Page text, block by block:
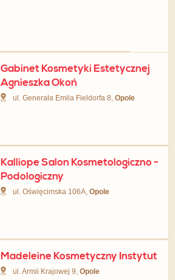
Gabinet Kosmetyki Estetycznej
Agnieszka Okoń
ul. Generała Emila Fieldorfa 8,Opole
Kalliope Salon Kosmetologiczno -
Podologiczny
ul. Oświęcimska 106A,Opole
Madeleine Kosmetyczny Instytut
ul. Armii Krajowej 9,Opole